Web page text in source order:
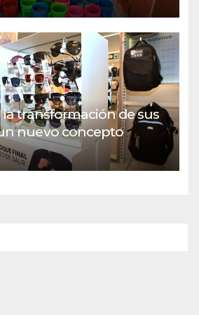
la transformación de sus
nuevo concepto